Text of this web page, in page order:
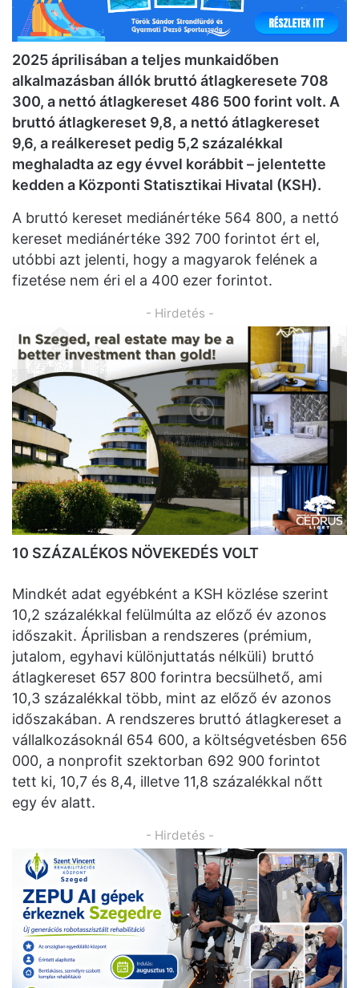
2025 áprilisában a teljes munkaidőben
alkalmazásban állók bruttó átlagkeresete 708
300, a nettó átlagkereset 486 500 forint volt. A
bruttó átlagkereset 9,8, a nettó átlagkereset
9,6, a reálkereset pedig 5,2 százalékkal
meghaladta az egy évvel korábbit – jelentette
kedden a Központi Statisztikai Hivatal (KSH).
A bruttó kereset mediánértéke 564 800, a nettó
kereset mediánértéke 392 700 forintot ért el,
utóbbi azt jelenti, hogy a magyarok felének a
fizetése nem éri el a 400 ezer forintot.
- Hirdetés -
10 SZÁZALÉKOS NÖVEKEDÉS VOLT
Mindkét adat egyébként a KSH közlése szerint
10,2 százalékkal felülmúlta az előző év azonos
időszakit. Áprilisban a rendszeres (prémium,
jutalom, egyhavi különjuttatás nélküli) bruttó
átlagkereset 657 800 forintra becsülhető, ami
10,3 százalékkal több, mint az előző év azonos
időszakában. A rendszeres bruttó átlagkereset a
vállalkozásoknál 654 600, a költségvetésben 656
000, a nonprofit szektorban 692 900 forintot
tett ki, 10,7 és 8,4, illetve 11,8 százalékkal nőtt
egy év alatt.
- Hirdetés -